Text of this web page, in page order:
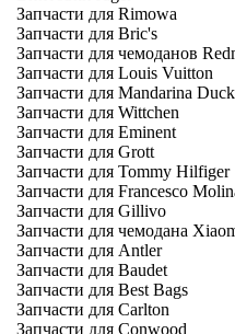
Запчасти для Rimowa
Запчасти для Bric's
Запчасти для чемоданов
Запчасти для Louis Vuitton
Запчасти для Mandarina Duck
Запчасти для Wittchen
Запчасти для Eminent
Запчасти для Grott
Запчасти для Tommy Hilfiger
Запчасти для Francesco
Запчасти для Gillivo
Запчасти для чемодана
Запчасти для Antler
Запчасти для Baudet
Запчасти для Best Bags
Запчасти для Carlton
Запчасти для Conwood